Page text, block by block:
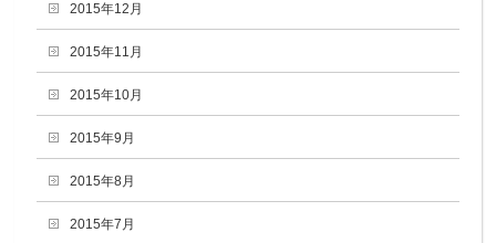
2015年12月
2015年11月
2015年10月
2015年9月
2015年8月
2015年7月